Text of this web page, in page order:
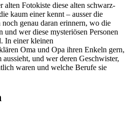
alten Fotokiste diese alten schwarz-
kaum einer kennt – ausser die
genau daran erinnern, wo die
wer diese mysteriösen Personen
In einer kleinen
Oma und Opa ihren Enkeln gern,
und wer deren Geschwister,
waren und welche Berufe sie